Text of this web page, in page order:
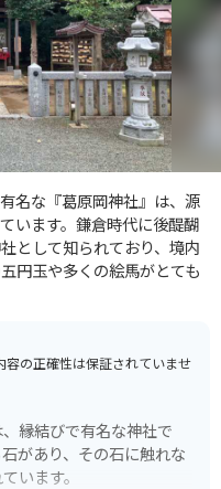
名な『葛原岡神社』は、源
います。鎌倉時代に後醍醐
として知られており、境内
円玉や多くの絵馬がとても
の正確性は保証されていませ
縁結びで有名な神社で
があり、その石に触れな
います。